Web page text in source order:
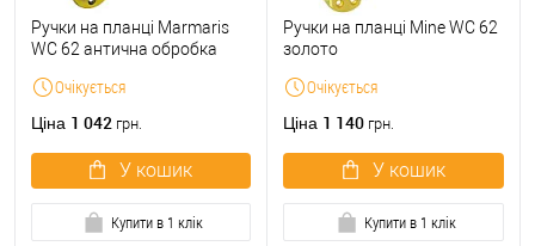
Очікується
Ручки на планці Marmaris
WC 62 антична обробка
Ціна 1 042 грн.
У кошик
Купити в 1 клік
Очікується
Ручки на планці Mine WC 62
золото
Ціна 1 140 грн.
У кошик
Купити в 1 клік